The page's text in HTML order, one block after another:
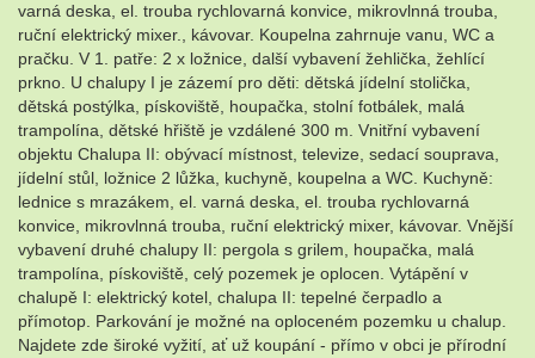
varná deska, el. trouba rychlovarná konvice, mikrovlnná trouba,
ruční elektrický mixer., kávovar. Koupelna zahrnuje vanu, WC a
pračku. V 1. patře: 2 x ložnice, další vybavení žehlička, žehlící
prkno. U chalupy I je zázemí pro děti: dětská jídelní stolička,
dětská postýlka, pískoviště, houpačka, stolní fotbálek, malá
trampolína, dětské hřiště je vzdálené 300 m. Vnitřní vybavení
objektu Chalupa II: obývací místnost, televize, sedací souprava,
jídelní stůl, ložnice 2 lůžka, kuchyně, koupelna a WC. Kuchyně:
lednice s mrazákem, el. varná deska, el. trouba rychlovarná
konvice, mikrovlnná trouba, ruční elektrický mixer, kávovar. Vnější
vybavení druhé chalupy II: pergola s grilem, houpačka, malá
trampolína, pískoviště, celý pozemek je oplocen. Vytápění v
chalupě I: elektrický kotel, chalupa II: tepelné čerpadlo a
přímotop. Parkování je možné na oploceném pozemku u chalup.
Najdete zde široké vyžití, ať už koupání - přímo v obci je přírodní